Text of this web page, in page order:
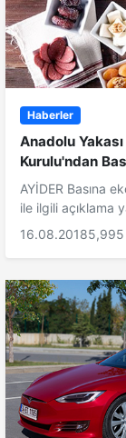
Haberler
Anadolu
Kurulu'ndan
AYİDER Basına
ile ilgili açıklama
16.08.20185,995